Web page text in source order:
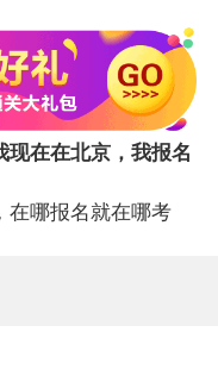
现在在北京，我报名
在哪报名就在哪考